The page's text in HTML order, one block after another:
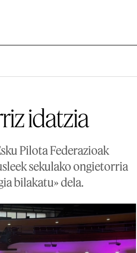
idatzia
Pilota Federazioak
sekulako ongietorria
bilakatu» dela.